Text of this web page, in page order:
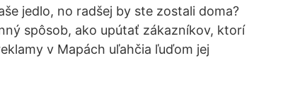
jedlo, no radšej by ste zostali doma?
spôsob, ako upútať zákazníkov, ktorí
v Mapách uľahčia ľuďom jej